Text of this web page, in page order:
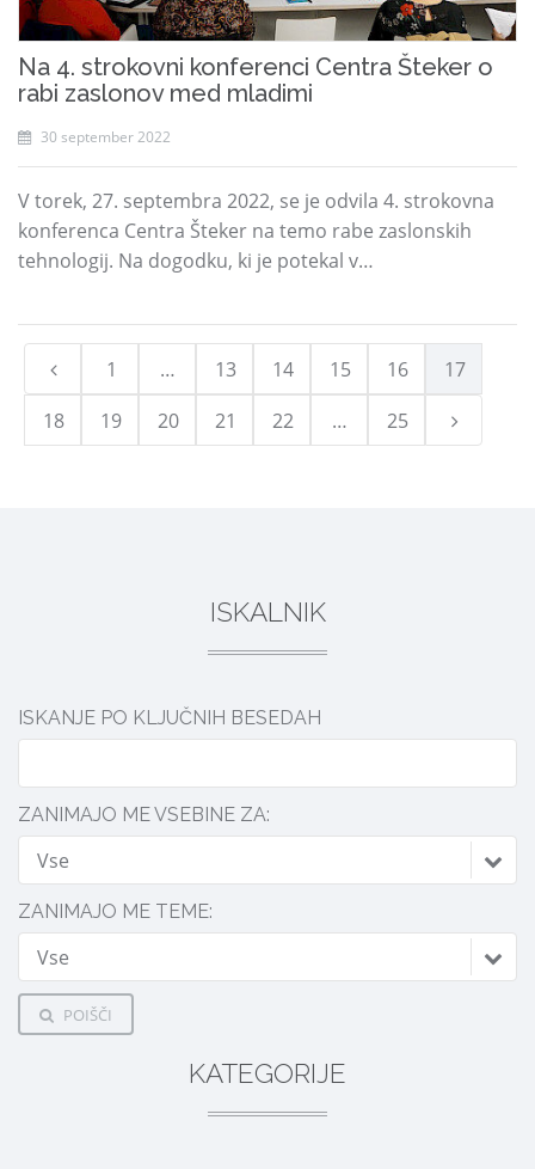
Na 4. strokovni konferenci Centra Šteker o
rabi zaslonov med mladimi
30 september 2022
V torek, 27. septembra 2022, se je odvila 4. strokovna
konferenca Centra Šteker na temo rabe zaslonskih
tehnologij. Na dogodku, ki je potekal v…
1 … 13 14 15 16
17
18
19 20 21 22 … 25
ISKALNIK
ISKANJE PO KLJUČNIH BESEDAH
ZANIMAJO ME VSEBINE ZA:
Vse
ZANIMAJO ME TEME:
Vse
POIŠČI
KATEGORIJE